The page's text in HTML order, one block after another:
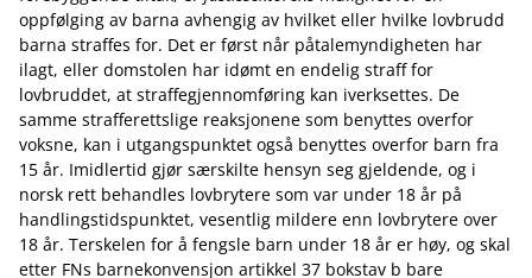
oppfølging av barna avhengig av hvilket eller hvilke lovbrudd
barna straffes for. Det er først når påtalemyndigheten har
ilagt, eller domstolen har idømt en endelig straff for
lovbruddet, at straffegjennomføring kan iverksettes. De
samme strafferettslige reaksjonene som benyttes overfor
voksne, kan i utgangspunktet også benyttes overfor barn fra
15 år. Imidlertid gjør særskilte hensyn seg gjeldende, og i
norsk rett behandles lovbrytere som var under 18 år på
handlingstidspunktet, vesentlig mildere enn lovbrytere over
18 år. Terskelen for å fengsle barn under 18 år er høy, og skal
etter FNs barnekonvensjon artikkel 37 bokstav b bare